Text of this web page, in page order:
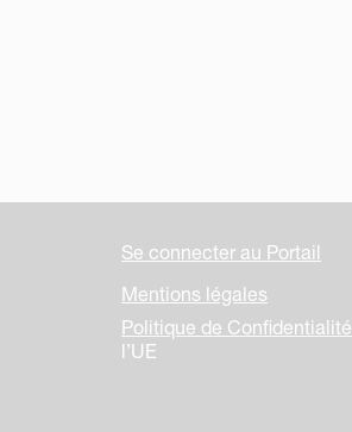
Se connecter au Portail
Mentions légales
Politique de Confidentialité
l’UE